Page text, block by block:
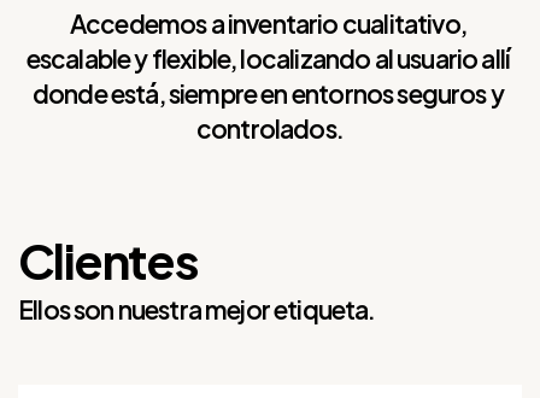
Accedemos a inventario cualitativo,
escalable y flexible, localizando al usuario allí
donde está, siempre en entornos seguros y
controlados.
Clientes
Ellos son nuestra mejor etiqueta.